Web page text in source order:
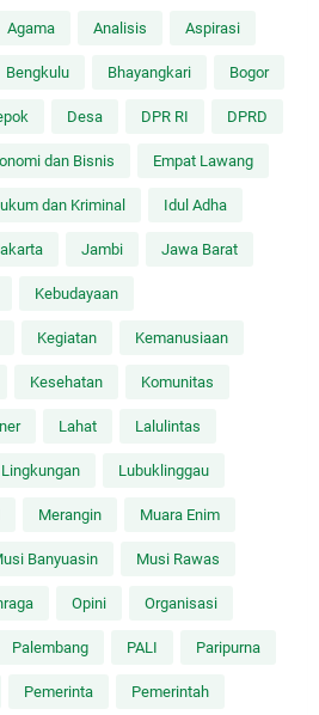
Agama Analisis Aspirasi
Bengkulu Bhayangkari Bogor
Desa DPR RI DPRD
dan Bisnis Empat Lawang
dan Kriminal Idul Adha
Jambi Jawa Barat
Kebudayaan
Kegiatan Kemanusiaan
Kesehatan Komunitas
Lahat Lalulintas
Lingkungan Lubuklinggau
Merangin Muara Enim
Banyuasin Musi Rawas
Opini Organisasi
Palembang PALI Paripurna
Pemerinta Pemerintah